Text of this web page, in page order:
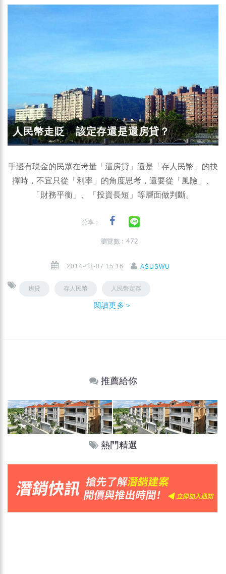
人民幣走貶 該定存還是還房貸？
手邊有現金的民眾在考量「還房貸」還是「存人民幣」的抉
擇時，不宜只從「利率」的角度思考，還要從「風險」、
「財務平衡」、「投資長短」等層面做判斷。
分享：
瀏覽數 : 472
2014-03-07 15:16 ASUSWU
房貸 存人民幣 人民幣定存
閱讀更多＞
推薦給你
熱門精選